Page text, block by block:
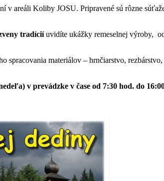
v areáli Koliby JOSU. Pripravené sú rôzne
tradíciíuvidíte ukážky remeselnej výroby,
spracovania materiálov – hrnčiarstvo,
v prevádzke v čase od 7:30 hod. do